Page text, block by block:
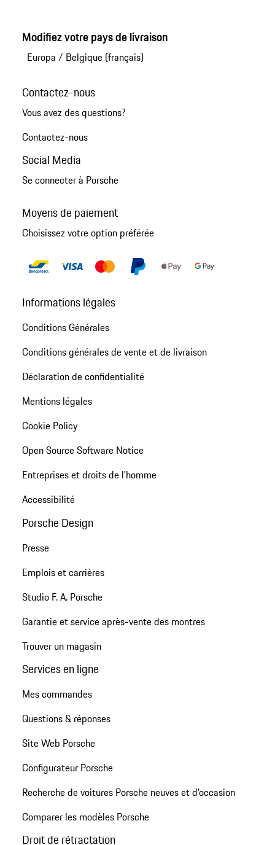
Modifiez votre pays de livraison
Europa / Belgique (français)
Contactez-nous
Vous avez des questions?
Contactez-nous
Social Media
Se connecter à Porsche
Moyens de paiement
Choisissez votre option préférée
Informations légales
Conditions Générales
Conditions générales de vente et de livraison
Déclaration de confidentialité
Mentions légales
Cookie Policy
Open Source Software Notice
Entreprises et droits de l'homme
Accessibilité
Porsche Design
Presse
Emplois et carrières
Studio F. A. Porsche
Garantie et service après-vente des montres
Trouver un magasin
Services en ligne
Mes commandes
Questions & réponses
Site Web Porsche
Configurateur Porsche
Recherche de voitures Porsche neuves et d'occasion
Comparer les modèles Porsche
Droit de rétractation